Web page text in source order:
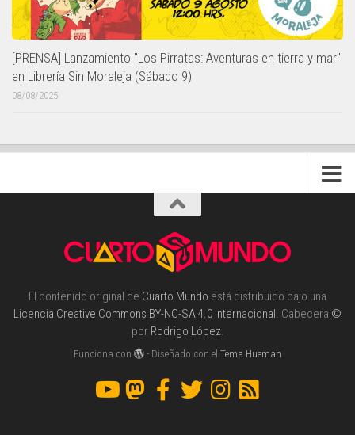
[PRENSA] Lanzamiento "Los Pirratas: Aventuras en tierra y mar"
en Librería Sin Moraleja (Sábado 9)
08/08/2025
El contenido original de Cuarto Mundo está distribuido bajo una
Licencia Creative Commons BY-NC-SA 4.0 Internacional. Cabecera ©
por Rodrigo López.
Funciona con - Diseñado con elTema Hueman